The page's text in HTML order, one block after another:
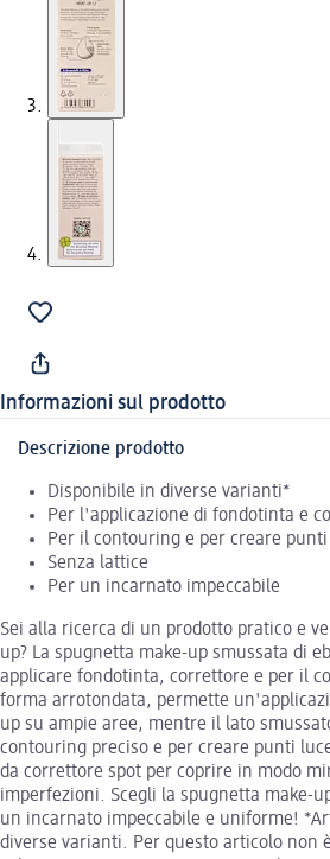
Informazioni sul prodotto
Descrizione prodotto
Disponibile in diverse varianti*
Per l'applicazione di fondotinta e
Per il contouring e per creare punti
Senza lattice
Per un incarnato impeccabile
Sei alla ricerca di un prodotto pratico e
up? La spugnetta make-up smussata di
applicare fondotinta, correttore e per il
forma arrotondata, permette
up su ampie aree, mentre il lato
contouring preciso e per creare punti
da correttore spot per coprire in modo
imperfezioni. Scegli la spugnetta make-
un incarnato impeccabile e uniforme!
diverse varianti. Per questo articolo non